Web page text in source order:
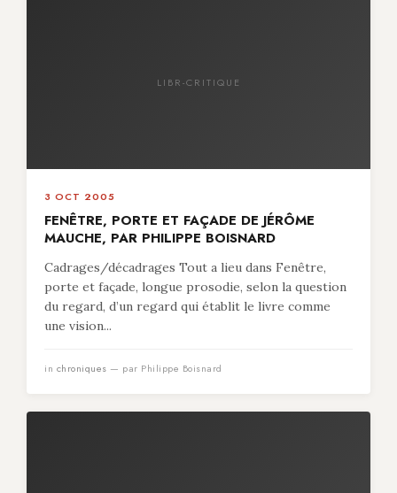
LIBR-CRITIQUE
3 OCT 2005
FENÊTRE, PORTE ET FAÇADE DE JÉRÔME
MAUCHE, PAR PHILIPPE BOISNARD
Cadrages/décadrages Tout a lieu dans Fenêtre,
porte et façade, longue prosodie, selon la question
du regard, d’un regard qui établit le livre comme
une vision...
in chroniques — par Philippe Boisnard